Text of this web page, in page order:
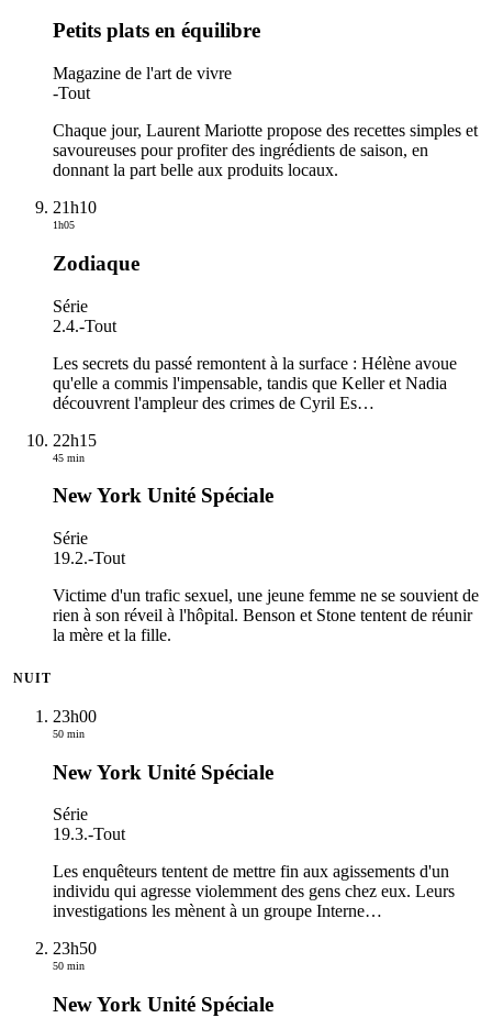
Petits plats en équilibre
Magazine de l'art de vivre
-Tout
Chaque jour, Laurent Mariotte propose des recettes simples et
savoureuses pour profiter des ingrédients de saison, en
donnant la part belle aux produits locaux.
21h10
1h05
Zodiaque
Série
2.4.-Tout
Les secrets du passé remontent à la surface : Hélène avoue
qu'elle a commis l'impensable, tandis que Keller et Nadia
découvrent l'ampleur des crimes de Cyril Es…
22h15
45 min
New York Unité Spéciale
Série
19.2.-Tout
Victime d'un trafic sexuel, une jeune femme ne se souvient de
rien à son réveil à l'hôpital. Benson et Stone tentent de réunir
la mère et la fille.
NUIT
23h00
50 min
New York Unité Spéciale
Série
19.3.-Tout
Les enquêteurs tentent de mettre fin aux agissements d'un
individu qui agresse violemment des gens chez eux. Leurs
investigations les mènent à un groupe Interne…
23h50
50 min
New York Unité Spéciale